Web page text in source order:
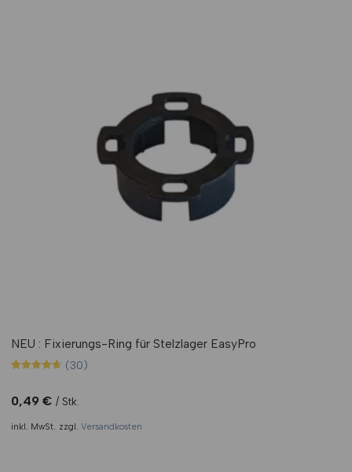
NEU : Fixierungs-Ring für Stelzlager EasyPro
von 5,
basierend
Kundenbewertungen
(30)
0,49 € Stk.
inkl. MwSt. zzgl. Versandkosten